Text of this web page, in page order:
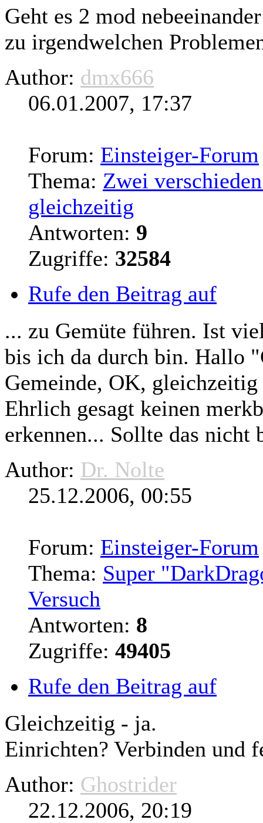
Geht es 2 mod
zu irgendwelchen
Author: dmx666
06.01.2007, 17:37
Forum: Einsteiger-Forum
Thema: Zwei
gleichzeitig
Antworten: 9
Zugriffe: 32584
Rufe den Beitrag auf
... zu Gemüte führen. Ist
bis ich da durch bin. Hallo
Gemeinde, OK, gleichzeitig
Ehrlich gesagt keinen
erkennen... Sollte das nicht
Author: Dr. Nolte
25.12.2006, 00:55
Forum: Einsteiger-Forum
Thema: Super
Versuch
Antworten: 8
Zugriffe: 49405
Rufe den Beitrag auf
Gleichzeitig - ja.
Einrichten? Verbinden und
Author: Ghostrider
22.12.2006, 20:19